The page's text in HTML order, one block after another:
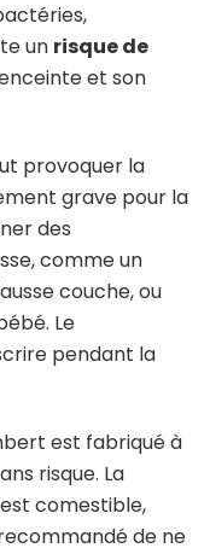
un risque de
et son
provoquer la
grave pour la
des
comme un
couche, ou
Le
pendant la
est fabriqué à
risque. La
comestible,
de ne